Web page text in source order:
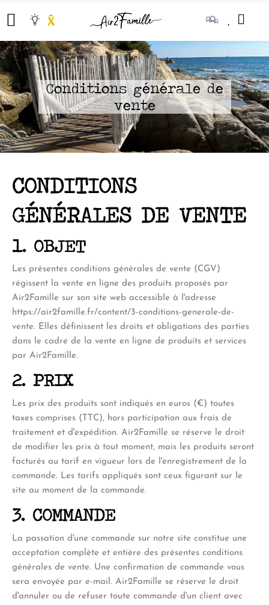
Conditions générale de
vente
CONDITIONS
GÉNÉRALES DE VENTE
1. OBJET
Les présentes conditions générales de vente (CGV)
régissent la vente en ligne des produits proposés par
Air2Famille sur son site web accessible à l'adresse
https://air2famille.fr/content/3-conditions-generale-de-
vente. Elles définissent les droits et obligations des parties
dans le cadre de la vente en ligne de produits et services
par Air2Famille.
2. PRIX
Les prix des produits sont indiqués en euros (€) toutes
taxes comprises (TTC), hors participation aux frais de
traitement et d'expédition. Air2Famille se réserve le droit
de modifier les prix à tout moment, mais les produits seront
facturés au tarif en vigueur lors de l'enregistrement de la
commande. Les tarifs appliqués sont ceux figurant sur le
site au moment de la commande.
3. COMMANDE
La passation d'une commande sur notre site constitue une
acceptation complète et entière des présentes conditions
générales de vente. Une confirmation de commande vous
sera envoyée par e-mail. Air2Famille se réserve le droit
d'annuler ou de refuser toute commande d'un client avec